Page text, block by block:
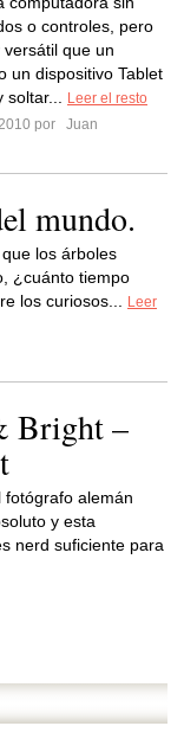
o controles, pero
que un
un dispositivo Tablet
soltar...
Leer el resto
por
Juan
mundo.
los árboles
¿cuánto tiempo
los curiosos...
Leer
Bright –
fotógrafo alemán
y esta
nerd suficiente para